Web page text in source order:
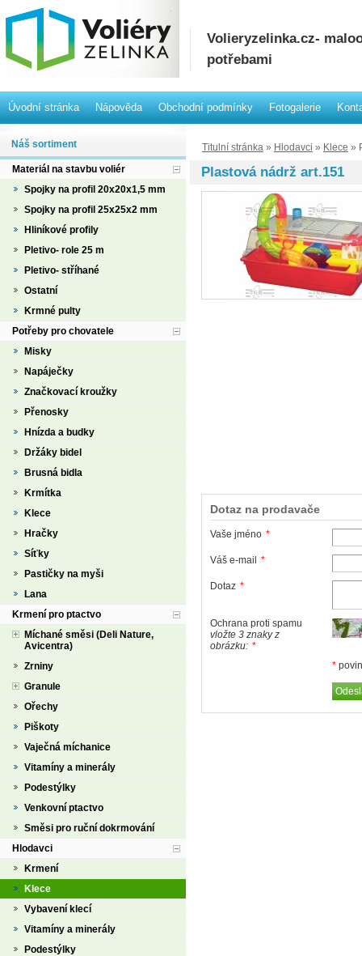
Volieryzelinka.cz-
potřebami
Úvodní stránka Nápověda Obchodní podmínky Fotogalerie
Titulní stránka » Hlodavci » Klece »
Plastová nádrž art.151
Dotaz na prodavače
Vaše jméno *
Váš e-mail *
Dotaz *
Ochrana proti spamu
vložte 3 znaky z
obrázku: *
*
Náš sortiment
Materiál na stavbu voliér
Spojky na profil 20x20x1,5 mm
Spojky na profil 25x25x2 mm
Hliníkové profily
Pletivo- role 25 m
Pletivo- stříhané
Ostatní
Krmné pulty
Potřeby pro chovatele
Misky
Napáječky
Značkovací kroužky
Přenosky
Hnízda a budky
Držáky bidel
Brusná bidla
Krmítka
Klece
Hračky
Síťky
Pastičky na myši
Lana
Krmení pro ptactvo
Míchané směsi (Deli Nature,
Avicentra)
Zrniny
Granule
Ořechy
Piškoty
Vaječná míchanice
Vitamíny a minerály
Podestýlky
Venkovní ptactvo
Směsi pro ruční dokrmování
Hlodavci
Krmení
Klece
Vybavení klecí
Vitamíny a minerály
Podestýlky